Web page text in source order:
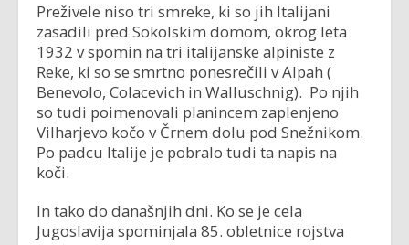
Preživele niso tri smreke, ki so jih Italijani
zasadili pred Sokolskim domom, okrog leta
1932 v spomin na tri italijanske alpiniste z
Reke, ki so se smrtno ponesrečili v Alpah (
Benevolo, Colacevich in Walluschnig). Po njih
so tudi poimenovali planincem zaplenjeno
Vilharjevo kočo v Črnem dolu pod Snežnikom.
Po padcu Italije je pobralo tudi ta napis na
koči.
In tako do današnjih dni. Ko se je cela
Jugoslavija spominjala 85. obletnice rojstva